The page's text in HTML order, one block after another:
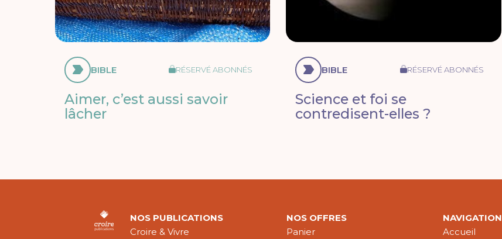
BIBLE RÉSERVÉ ABONNÉS
Aimer, c’est aussi savoir
lâcher
BIBLE RÉSERVÉ ABONNÉS
Science et foi se
contredisent-elles ?
NOS PUBLICATIONS
Croire & Vivre
NOS OFFRES
Panier
NAVIGATION
Accueil